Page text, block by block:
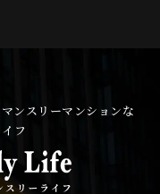
ンスリーマンションな
フ